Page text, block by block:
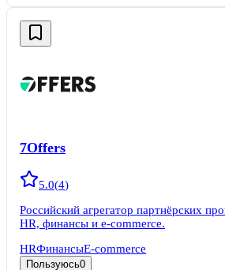
7Offers
5.0(4)
Российский агрегатор партнёрских
HR, финансы и e-commerce.
HRФинансыE-commerce
Пользуюсь0